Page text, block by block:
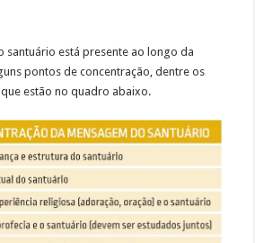
santuário está presente ao longo da
pontos de concentração, dentre os
estão no quadro abaixo.